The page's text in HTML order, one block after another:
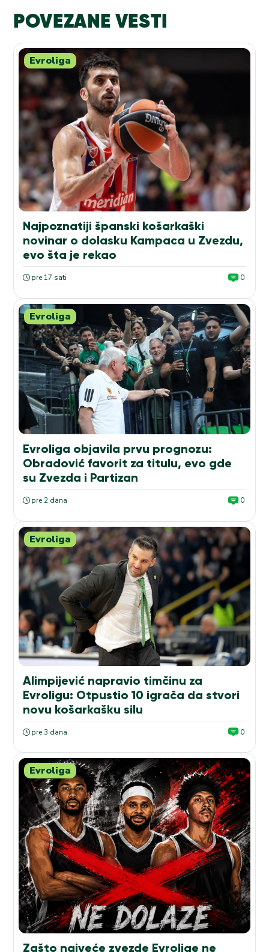
POVEZANE VESTI
Evroliga
Najpoznatiji španski košarkaški
novinar o dolasku Kampaca u Zvezdu,
evo šta je rekao
pre 17 sati 0
Evroliga
Evroliga objavila prvu prognozu:
Obradović favorit za titulu, evo gde
su Zvezda i Partizan
pre 2 dana 0
Evroliga
Alimpijević napravio timčinu za
Evroligu: Otpustio 10 igrača da stvori
novu košarkašku silu
pre 3 dana 0
Evroliga
Zašto najveće zvezde Evrolige ne